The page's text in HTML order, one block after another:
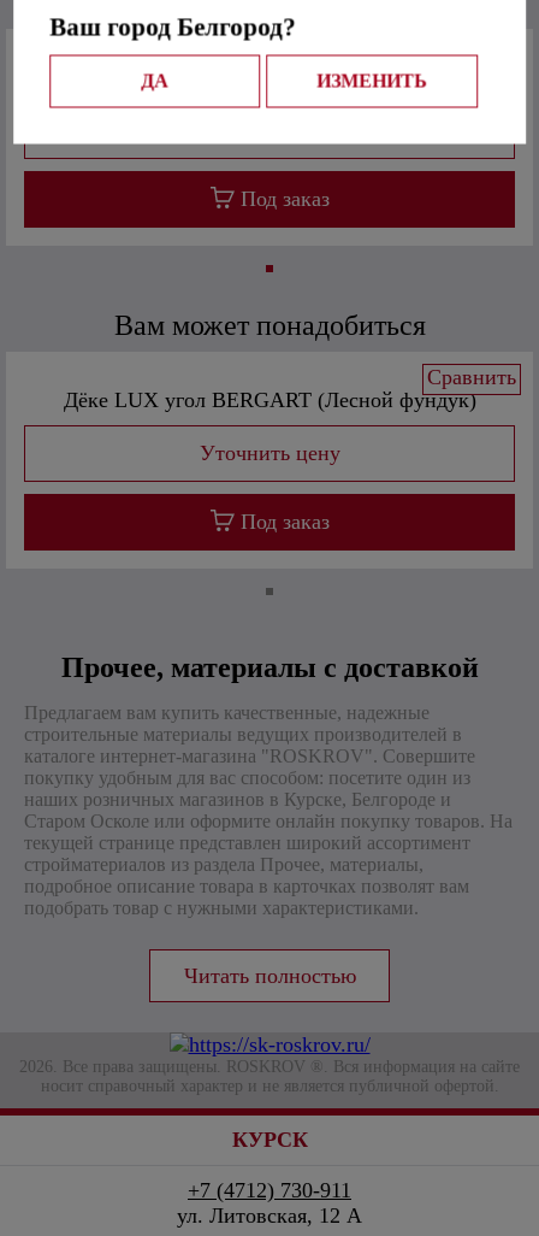
Дёке LUX угол BERGART (Лесной фундук)
Под заказ
Сравнить
Вам может понадобиться
Дёке LUX угол BERGART (Лесной фундук)
Под заказ
Сравнить
Прочее, материалы с доставкой
Предлагаем вам купить качественные, надежные
строительные материалы ведущих производителей в
каталоге интернет-магазина "ROSKROV". Совершите
покупку удобным для вас способом: посетите один из
наших розничных магазинов в Курске, Белгороде и
Старом Осколе или оформите онлайн покупку товаров. На
текущей странице представлен широкий ассортимент
стройматериалов из раздела Прочее, материалы,
подробное описание товара в карточках позволят вам
подобрать товар с нужными характеристиками.
2026. Все права защищены. ROSKROV ®. Вся информация на сайте
носит справочный характер и не является публичной офертой.
КУРСК
+7 (4712) 730-911
ул. Литовская, 12 А
Ваш город Белгород?
ДА ИЗМЕНИТЬ